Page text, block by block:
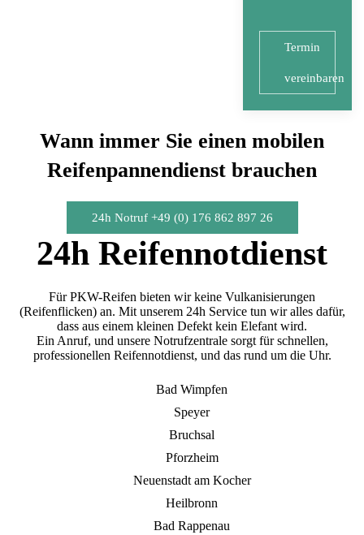
Termin
vereinbaren
Wann immer Sie einen mobilen
Reifenpannendienst brauchen
24h Notruf +49 (0) 176 862 897 26
24h Reifennotdienst
Für PKW-Reifen bieten wir keine Vulkanisierungen
(Reifenflicken) an. Mit unserem 24h Service tun wir alles dafür,
dass aus einem kleinen Defekt kein Elefant wird.
Ein Anruf, und unsere Notrufzentrale sorgt für schnellen,
professionellen Reifennotdienst, und das rund um die Uhr.
Bad Wimpfen
Speyer
Bruchsal
Pforzheim
Neuenstadt am Kocher
Heilbronn
Bad Rappenau